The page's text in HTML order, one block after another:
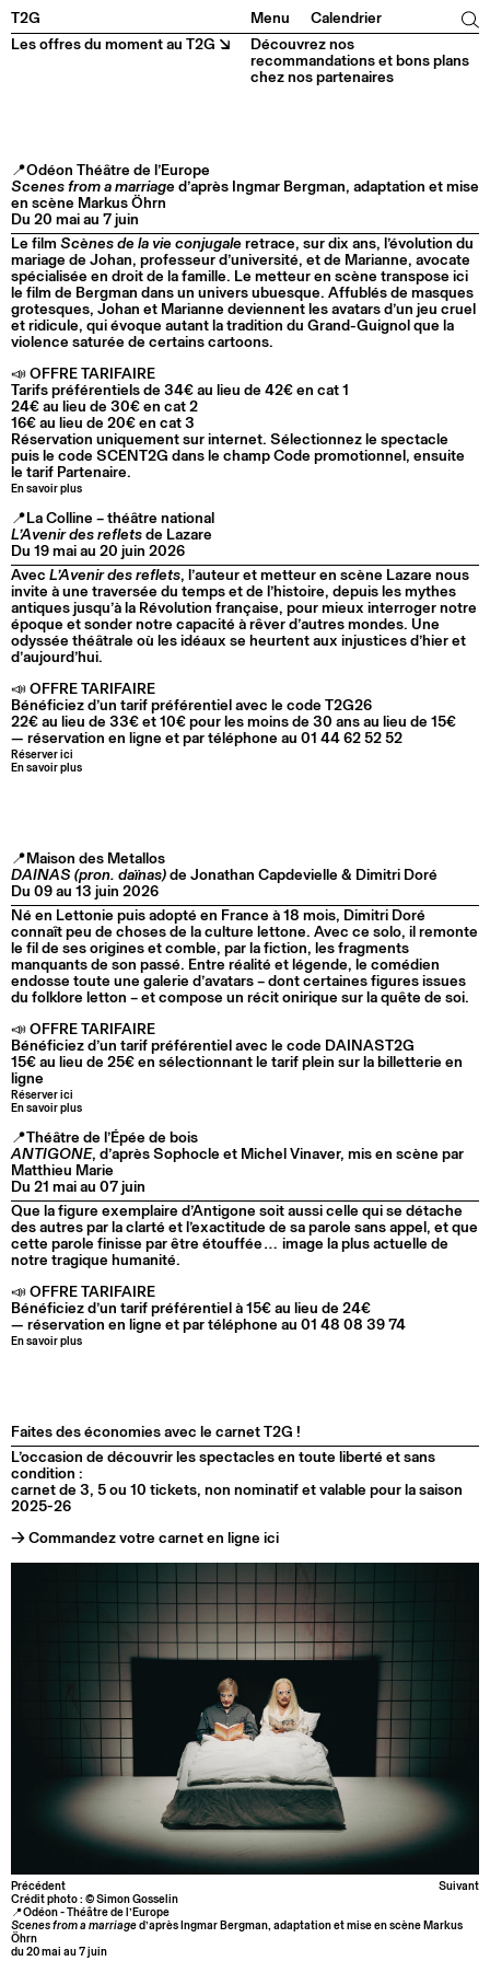
T2G Menu Calendrier
Facebook
Linkedin
Les offres du moment au T2G ↘
Découvrez nos
recommandations et bons plans
chez nos partenaires
📍Odéon Théâtre de l’Europe
Scenes from a marriage d’après Ingmar Bergman, adaptation et mise
en scène Markus Öhrn
Du 20 mai au 7 juin
Le film Scènes de la vie conjugale retrace, sur dix ans, l’évolution du
mariage de Johan, professeur d’université, et de Marianne, avocate
spécialisée en droit de la famille. Le metteur en scène transpose ici
le film de Bergman dans un univers ubuesque. Affublés de masques
grotesques, Johan et Marianne deviennent les avatars d’un jeu cruel
et ridicule, qui évoque autant la tradition du Grand-Guignol que la
violence saturée de certains cartoons.
📣 OFFRE TARIFAIRE
Tarifs préférentiels de 34€ au lieu de 42€ en cat 1
24€ au lieu de 30€ en cat 2
16€ au lieu de 20€ en cat 3
Réservation uniquement sur internet. Sélectionnez le spectacle
puis le code SCENT2G dans le champ Code promotionnel, ensuite
le tarif Partenaire.
En savoir plus
📍La Colline – théâtre national
L’Avenir des reflets de Lazare
Du 19 mai au 20 juin 2026
Avec L’Avenir des reflets, l’auteur et metteur en scène Lazare nous
invite à une traversée du temps et de l’histoire, depuis les mythes
antiques jusqu’à la Révolution française, pour mieux interroger notre
époque et sonder notre capacité à rêver d’autres mondes. Une
odyssée théâtrale où les idéaux se heurtent aux injustices d’hier et
d’aujourd’hui.
📣 OFFRE TARIFAIRE
Bénéficiez d’un tarif préférentiel avec le code T2G26
22€ au lieu de 33€ et 10€ pour les moins de 30 ans au lieu de 15€
— réservation en ligne et par téléphone au 01 44 62 52 52
Réserver ici
En savoir plus
📍Maison des Metallos
DAINAS (pron. daïnas) de Jonathan Capdevielle & Dimitri Doré
Du 09 au 13 juin 2026
Né en Lettonie puis adopté en France à 18 mois, Dimitri Doré
connaît peu de choses de la culture lettone. Avec ce solo, il remonte
le fil de ses origines et comble, par la fiction, les fragments
manquants de son passé. Entre réalité et légende, le comédien
endosse toute une galerie d’avatars – dont certaines figures issues
du folklore letton – et compose un récit onirique sur la quête de soi.
📣 OFFRE TARIFAIRE
Bénéficiez d’un tarif préférentiel avec le code DAINAST2G
15€ au lieu de 25€ en sélectionnant le tarif plein sur la billetterie en
ligne
Réserver ici
En savoir plus
📍Théâtre de l’Épée de bois
ANTIGONE, d’après Sophocle et Michel Vinaver, mis en scène par
Matthieu Marie
Du 21 mai au 07 juin
Que la figure exemplaire d’Antigone soit aussi celle qui se détache
des autres par la clarté et l’exactitude de sa parole sans appel, et que
cette parole finisse par être étouffée… image la plus actuelle de
notre tragique humanité.
📣 OFFRE TARIFAIRE
Bénéficiez d’un tarif préférentiel à 15€ au lieu de 24€
— réservation en ligne et par téléphone au 01 48 08 39 74
En savoir plus
Faites des économies avec le carnet T2G !
L’occasion de découvrir les spectacles en toute liberté et sans
condition :
carnet de 3, 5 ou 10 tickets, non nominatif et valable pour la saison
2025-26
→ Commandez votre carnet en ligne ici
Précédent
Suivant
Crédit photo : © Simon Gosselin
📍Odéon - Théâtre de l’Europe
Scenes from a marriage d’après Ingmar Bergman, adaptation et mise en scène Markus
Öhrn
du 20 mai au 7 juin